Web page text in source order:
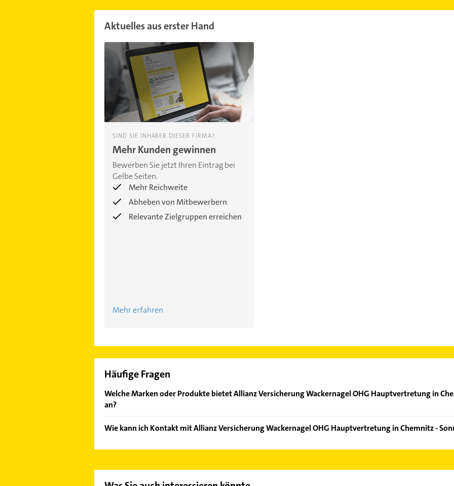
Aktuelles aus erster Hand
SIND SIE INHABER DIESER FIRMA?
Mehr Kunden gewinnen
Bewerben Sie jetzt Ihren Eintrag bei
Gelbe Seiten.
Mehr Reichweite
Abheben von Mitbewerbern
Relevante Zielgruppen erreichen
Mehr erfahren
Häufige Fragen
Welche Marken oder Produkte bietet Allianz Versicherung Wackernagel OHG Hauptvertretung in
an?
Versicherungs-AG und Allianz Trade.
Wie kann ich Kontakt mit Allianz Versicherung Wackernagel OHG Hauptvertretung in Chemnitz -